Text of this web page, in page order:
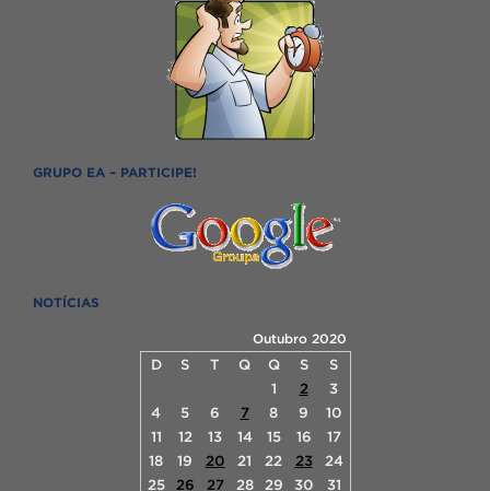
GRUPO EA – PARTICIPE!
NOTÍCIAS
Outubro 2020
D S T Q Q S
S
1
2
3
4
5 6 7 8 9
10
11
12 13 14 15 16
17
18
19 20 21 22 23
24
25
26 27 28 29 30 31